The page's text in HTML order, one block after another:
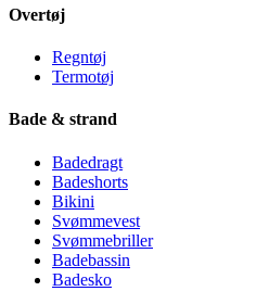
Overtøj
Regntøj
Termotøj
Bade & strand
Badedragt
Badeshorts
Bikini
Svømmevest
Svømmebriller
Badebassin
Badesko